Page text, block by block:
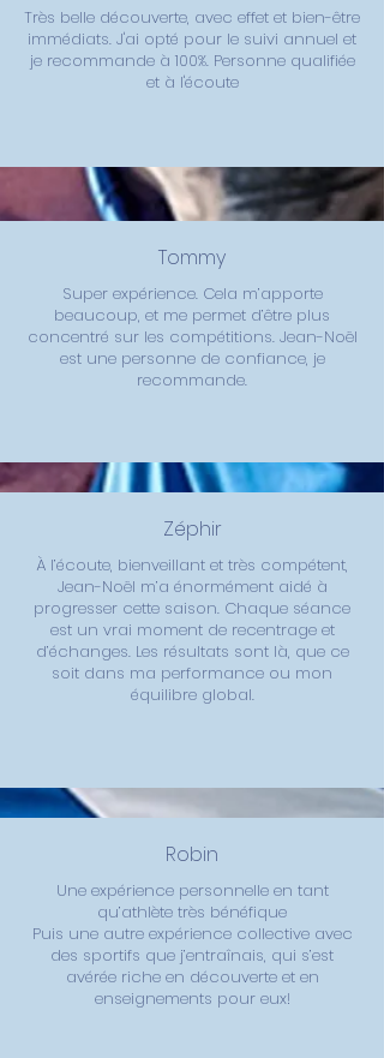
Très belle découverte, avec effet et bien-être
immédiats. J'ai opté pour le suivi annuel et
je recommande à 100%. Personne qualifiée
et à l'écoute
Tommy
Super expérience. Cela m’apporte
beaucoup, et me permet d’être plus
concentré sur les compétitions. Jean-Noël
est une personne de confiance, je
recommande.
Zéphir
À l’écoute, bienveillant et très compétent,
Jean-Noël m’a énormément aidé à
progresser cette saison. Chaque séance
est un vrai moment de recentrage et
d’échanges. Les résultats sont là, que ce
soit dans ma performance ou mon
équilibre global.
Robin
Une expérience personnelle en tant
qu’athlète très bénéfique
Puis une autre expérience collective avec
des sportifs que j’entraînais, qui s’est
avérée riche en découverte et en
enseignements pour eux!